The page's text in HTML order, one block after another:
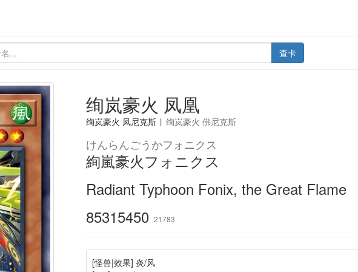
查卡
绚岚豪火 凤凰
绚岚豪火 凤尼克斯 | 绚岚豪火 佛尼克斯
けんらんごうかフォニクス
絢嵐豪火フォニクス
Radiant Typhoon Fonix, the Great Flame
85315450 21783
[怪兽|效果] 炎/风